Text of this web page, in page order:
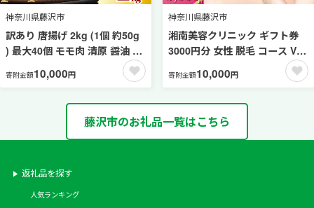
神奈川県藤沢市
訳あり 唐揚げ 2kg (1個 約50g
) 最大40個 モモ肉 清原 醤油 か
ら揚げ レンジ 簡単調理 冷凍 鶏
唐揚げ 鶏の唐揚げ 鶏のから揚
げ 鶏肉 とりにく モモ 肉汁 特
性ダレ 不揃い 冷凍食品 おつま
食堂 神奈川 湘南 藤沢
寄附金額10,000円
神奈川県藤沢市
湘南美容クリニック ギフト券
3000円分 女性 脱毛 コース VIO
SBC 藤沢院 美容クリニック 医
療 レーザー 美容 びよう ビヨウ
ェシャルケア 食べ物以外 ムダ
毛処理 ご利用券 利用券 チケッ
寄附金額10,000円
藤沢市のお礼品一覧はこちら
返礼品を探す
人気ランキング